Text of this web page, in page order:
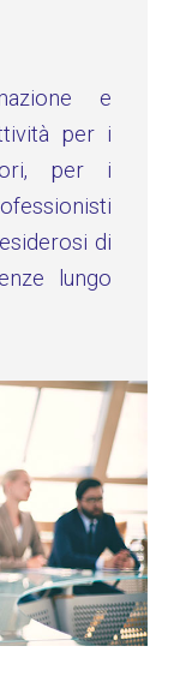
e
per i
per i
di
lungo